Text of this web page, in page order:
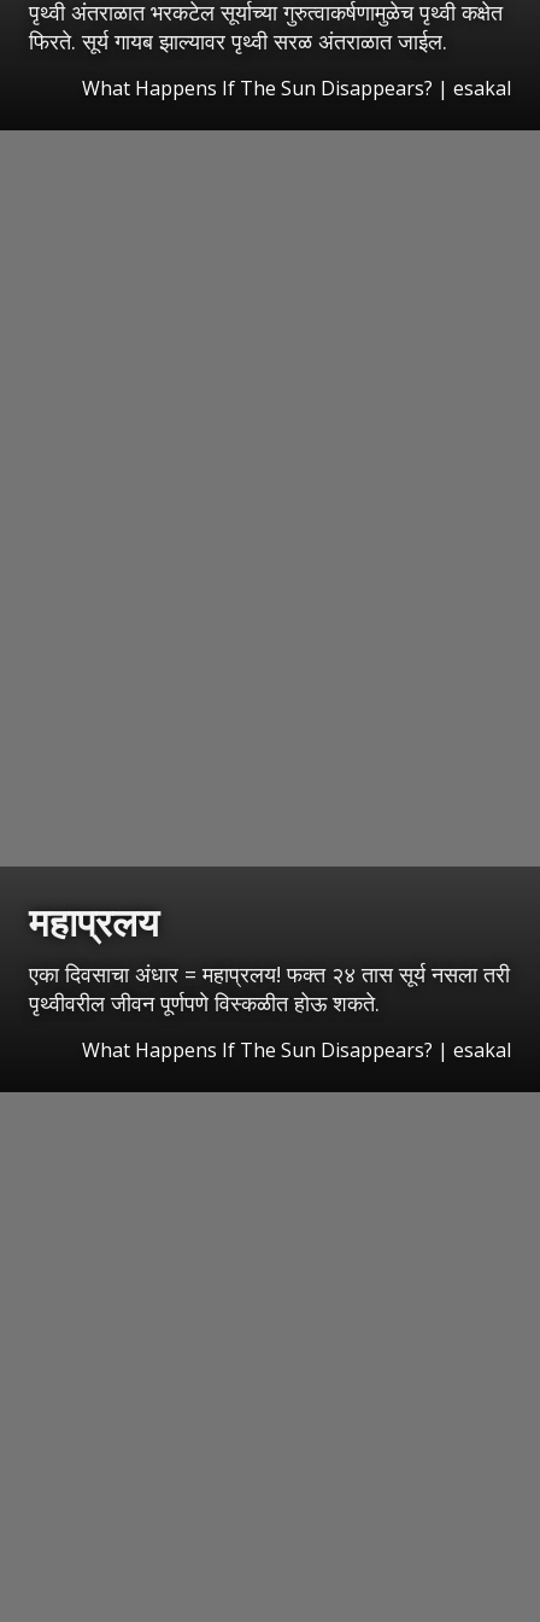
पृथ्वी अंतराळात भरकटेल सूर्याच्या गुरुत्वाकर्षणामुळेच पृथ्वी कक्षेत
फिरते. सूर्य गायब झाल्यावर पृथ्वी सरळ अंतराळात जाईल.
What Happens If The Sun Disappears? | esakal
महाप्रलय
एका दिवसाचा अंधार = महाप्रलय! फक्त २४ तास सूर्य नसला तरी
पृथ्वीवरील जीवन पूर्णपणे विस्कळीत होऊ शकते.
What Happens If The Sun Disappears? | esakal